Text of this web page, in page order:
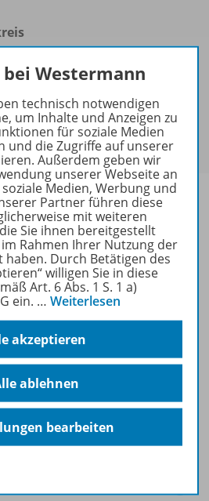
von
Dozenten/Dozentinnen,
und Universitätslehrenden
Westermann
technisch notwendigen
um Inhalte und Anzeigen zu
für soziale Medien
und die Zugriffe auf unserer
Außerdem geben wir
unserer Webseite an
Medien, Werbung und
Partner führen diese
mit weiteren
Sie ihnen bereitgestellt
Rahmen Ihrer Nutzung der
haben. Durch Betätigen des
willigen Sie in diese
Art. 6 Abs. 1 S. 1 a)
ein. … Weiterlesen
akzeptieren
ablehnen
bearbeiten